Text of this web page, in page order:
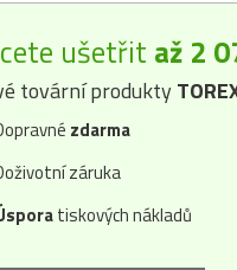
ušetřit až 2
tovární produkty
zdarma
záruka
tiskových nákladů